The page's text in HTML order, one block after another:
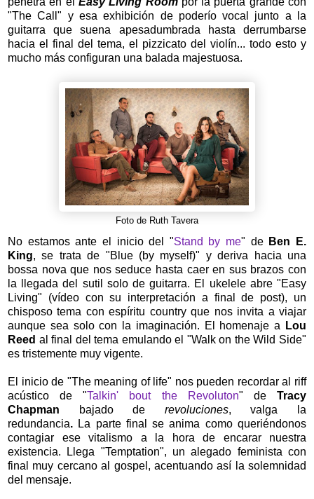
"The Call" y esa exhibición de poderío vocal junto a la
guitarra que suena apesadumbrada hasta derrumbarse
hacia el final del tema, el pizzicato del violín... todo esto y
mucho más configuran una balada majestuosa.
Foto de Ruth Tavera
No estamos ante el inicio del "Stand by me" de Ben E.
King, se trata de "Blue (by myself)" y deriva hacia una
bossa nova que nos seduce hasta caer en sus brazos con
la llegada del sutil solo de guitarra. El ukelele abre "Easy
Living" (vídeo con su interpretación a final de post), un
chisposo tema con espíritu country que nos invita a viajar
aunque sea solo con la imaginación. El homenaje a
Lou
Reed al final del tema emulando el "Walk on the Wild Side"
es tristemente muy vigente.
El inicio de "The meaning of life" nos pueden recordar al riff
acústico de "Talkin' bout the Revoluton" deTracy
Chapman
bajado de revoluciones, valga la
redundancia. La parte final se anima como queriéndonos
contagiar ese vitalismo a la hora de encarar nuestra
existencia. Llega "Temptation", un alegado feminista con
final muy cercano al gospel, acentuando así la solemnidad
del mensaje.